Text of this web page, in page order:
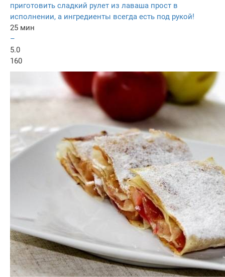
приготовить сладкий рулет из лаваша прост в
исполнении, а ингредиенты всегда есть под рукой!
25 мин
–
5.0
160